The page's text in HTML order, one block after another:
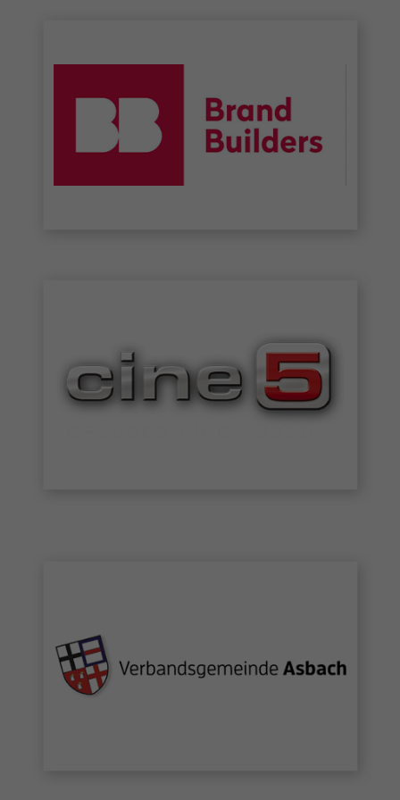
About us
Lorem ipsum dolor sit amet, consectetuer
adipiscing elit.
Aenean commodo ligula eget dolor. Aenean